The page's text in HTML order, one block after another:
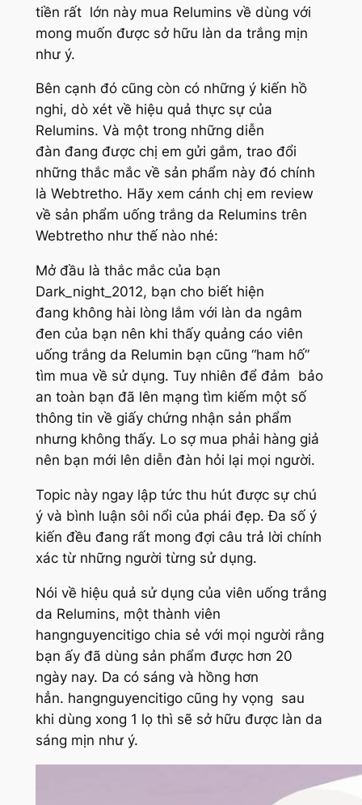
tiền rất lớn này mua Relumins về dùng với
mong muốn được sở hữu làn da trắng mịn
như ý.
Bên cạnh đó cũng còn có những ý kiến hồ
nghi, dò xét về hiệu quả thực sự của
Relumins. Và một trong những diễn
đàn đang được chị em gửi gắm, trao đổi
những thắc mắc về sản phẩm này đó chính
là Webtretho. Hãy xem cánh chị em review
về sản phẩm uống trắng da Relumins trên
Webtretho như thế nào nhé:
Mở đầu là thắc mắc của bạn
Dark_night_2012, bạn cho biết hiện
đang không hài lòng lắm với làn da ngâm
đen của bạn nên khi thấy quảng cáo viên
uống trắng da Relumin bạn cũng “ham hố”
tìm mua về sử dụng. Tuy nhiên để đảm bảo
an toàn bạn đã lên mạng tìm kiếm một số
thông tin về giấy chứng nhận sản phẩm
nhưng không thấy. Lo sợ mua phải hàng giả
nên bạn mới lên diễn đàn hỏi lại mọi người.
Topic này ngay lập tức thu hút được sự chú
ý và bình luận sôi nổi của phái đẹp. Đa số ý
kiến đều đang rất mong đợi câu trả lời chính
xác từ những người từng sử dụng.
Nói về hiệu quả sử dụng của viên uống trắng
da Relumins, một thành viên
hangnguyencitigo chia sẻ với mọi người rằng
bạn ấy đã dùng sản phẩm được hơn 20
ngày nay. Da có sáng và hồng hơn
hẳn. hangnguyencitigo cũng hy vọng sau
khi dùng xong 1 lọ thì sẽ sở hữu được làn da
sáng mịn như ý.